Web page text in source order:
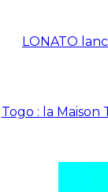
LONATO
Togo : la Maison